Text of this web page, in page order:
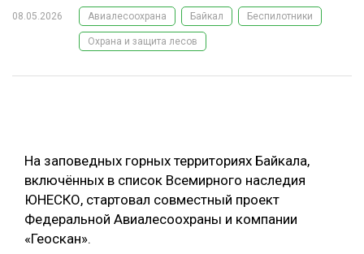
ЛЕСОЗАГОТОВКА
ЛОГИСТИКА
ПРОИЗВОДСТВО ДРЕВЕСНЫХ ПЛИТ
ЦБП
ПОДБОРКИ СТАТЕЙ
ЭКСПЕРТНОЕ МНЕНИЕ
08.05.2026 Авиалесоохрана Байкал Беспилотники
Охрана и защита лесов
На заповедных горных территориях Байкала,
включённых в список Всемирного наследия
ЮНЕСКО, стартовал совместный проект
Федеральной Авиалесоохраны и компании
«Геоскан».